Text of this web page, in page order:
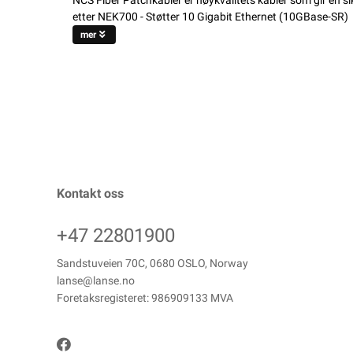
etter NEK700 - Støtter 10 Gigabit Ethernet (10GBase-SR)
mer
Kontakt oss
+47 22801900
Sandstuveien 70C, 0680 OSLO, Norway
lanse@lanse.no
Foretaksregisteret: 986909133 MVA